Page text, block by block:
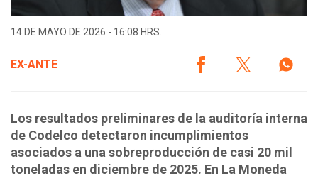
14 DE MAYO DE 2026 - 16:08 HRS.
EX-ANTE
Los resultados preliminares de la auditoría interna
de Codelco detectaron incumplimientos
asociados a una sobreproducción de casi 20 mil
toneladas en diciembre de 2025. En La Moneda